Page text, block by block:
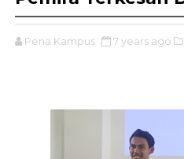
Pena Kampus 7 years ago